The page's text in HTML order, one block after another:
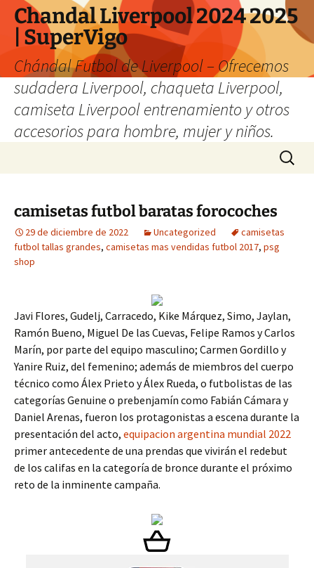
Chandal Liverpool 2024 2025
| SuperVigo
Chándal Futbol de Liverpool – Ofrecemos
sudadera Liverpool, chaqueta Liverpool,
camiseta Liverpool entrenamiento y otros
accesorios para hombre, mujer y niños.
Buscar:
camisetas futbol baratas forocoches
29 de diciembre de 2022 Uncategorized
camisetas
futbol tallas grandes, camisetas mas vendidas futbol 2017, psg
shop
Javi Flores, Gudelj, Carracedo, Kike Márquez, Simo, Jaylan,
Ramón Bueno, Miguel De las Cuevas, Felipe Ramos y Carlos
Marín, por parte del equipo masculino; Carmen Gordillo y
Yanire Ruiz, del femenino; además de miembros del cuerpo
técnico como Álex Prieto y Álex Rueda, o futbolistas de las
categorías Genuine o prebenjamín como Fabián Cámara y
Daniel Arenas, fueron los protagonistas a escena durante la
presentación del acto, equipacion argentina mundial 2022
primer antecedente de una prendas que vivirán el redebut
de los califas en la categoría de bronce durante el próximo
reto de la inminente campaña.